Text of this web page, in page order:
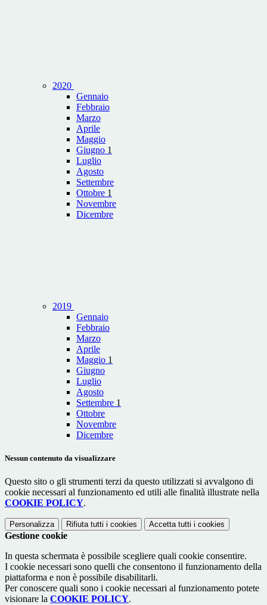
2020
Gennaio
Febbraio
Marzo
Aprile
Maggio
Giugno 1
Luglio
Agosto
Settembre
Ottobre 1
Novembre
Dicembre
2019
Gennaio
Febbraio
Marzo
Aprile
Maggio 1
Giugno
Luglio
Agosto
Settembre 1
Ottobre
Novembre
Dicembre
Nessun contenuto da visualizzare
Questo sito o gli strumenti terzi da questo utilizzati si avvalgono di
cookie necessari al funzionamento ed utili alle finalità illustrate nella
COOKIE POLICY.
Personalizza Rifiuta tutti i cookies Accetta tutti i cookies
Gestione cookie
In questa schermata è possibile scegliere quali cookie consentire.
I cookie necessari sono quelli che consentono il funzionamento della
piattaforma e non è possibile disabilitarli.
Per conoscere quali sono i cookie necessari al funzionamento potete
visionare la COOKIE POLICY.